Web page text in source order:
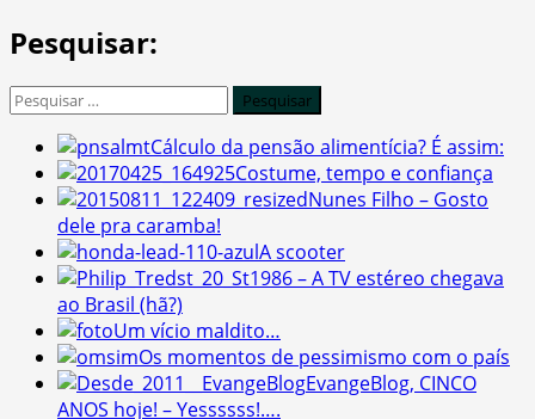
Pesquisar:
Pesquisar
Cálculo da pensão alimentícia? É assim:
Costume, tempo e confiança
Nunes Filho – Gosto
dele pra caramba!
A scooter
1986 – A TV estéreo chegava
ao Brasil (hã?)
Um vício maldito…
Os momentos de pessimismo com o país
EvangeBlog, CINCO
ANOS hoje! – Yessssss!….